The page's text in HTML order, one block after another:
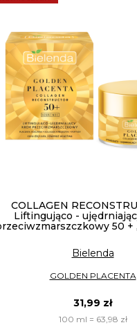
COLLAGEN
Liftingująco -
50 +
Bielenda
GOLDEN PLACENTA
31,99 zł
100 ml = 63,98 zł